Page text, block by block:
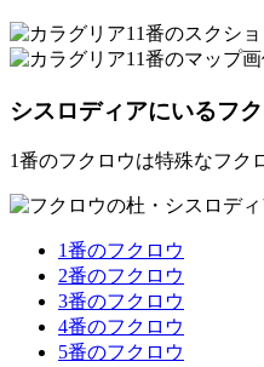
シスロディアにいるフ
1番のフクロウは特殊なフク
1番のフクロウ
2番のフクロウ
3番のフクロウ
4番のフクロウ
5番のフクロウ